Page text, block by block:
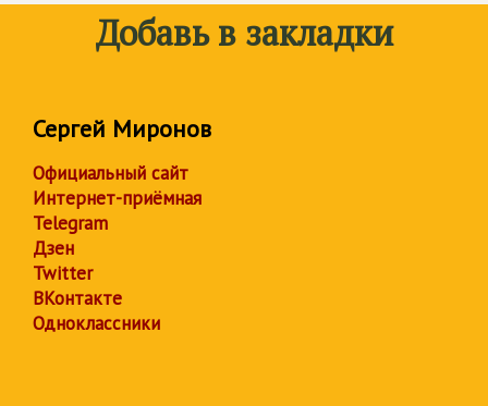
Добавь в закладки
Сергей Миронов
Официальный сайт
Интернет-приёмная
Telegram
Дзен
Twitter
ВКонтакте
Одноклассники